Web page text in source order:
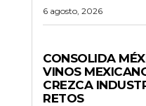
6 agosto, 2026
CONSOLIDA
VINOS
CREZCA
RETOS